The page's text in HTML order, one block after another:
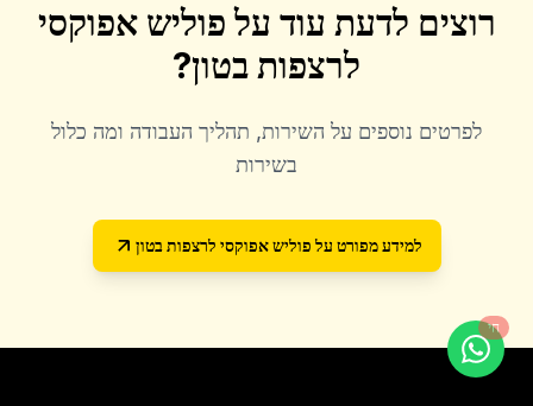
רוצים לדעת עוד עלפוליש אפוקסי
לרצפות בטון?
לפרטים נוספים על השירות, תהליך העבודה ומה כלול
בשירות
למידע מפורט על פוליש אפוקסי לרצפות בטון
חי